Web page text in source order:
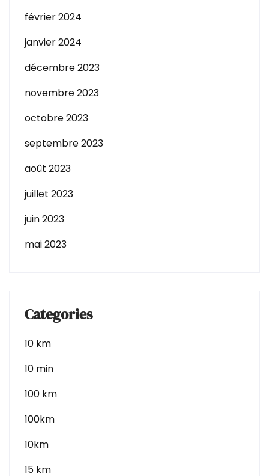
février 2024
janvier 2024
décembre 2023
novembre 2023
octobre 2023
septembre 2023
août 2023
juillet 2023
juin 2023
mai 2023
Categories
10 km
10 min
100 km
100km
10km
15 km